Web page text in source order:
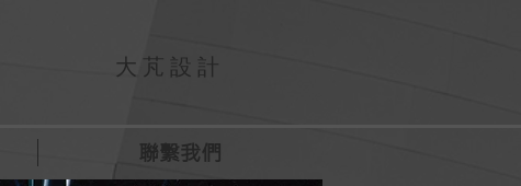
大 芃 設 計
聯繫我們